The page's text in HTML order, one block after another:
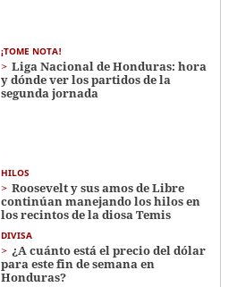
¡TOME NOTA!
Liga Nacional de Honduras: hora
y dónde ver los partidos de la
segunda jornada
HILOS
Roosevelt y sus amos de Libre
continúan manejando los hilos en
los recintos de la diosa Temis
DIVISA
¿A cuánto está el precio del dólar
para este fin de semana en
Honduras?